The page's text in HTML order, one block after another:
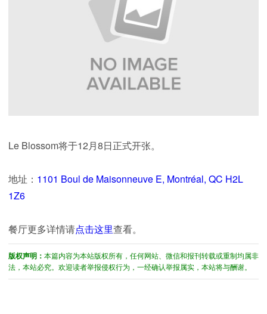
Le Blossom将于12月8日正式开张。
地址： 1101 Boul de Maisonneuve E, Montréal, QC H2L
1Z6
餐厅更多详情请点击这里查看。
版权声明： 本篇内容为本站版权所有，任何网站、微信和报刊转载或重制均属非
法，本站必究。欢迎读者举报侵权行为，一经确认举报属实，本站将与酬谢。